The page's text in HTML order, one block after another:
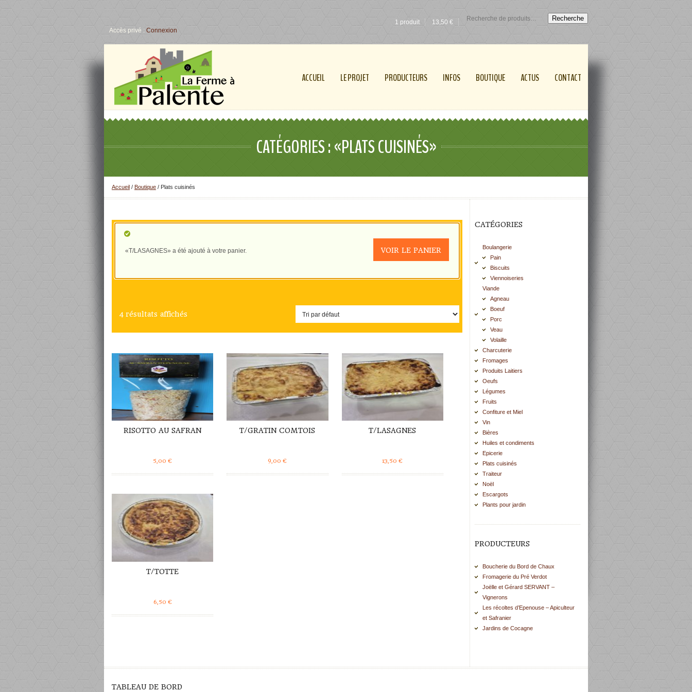
Accès privé : Connexion
1 produit 13,50 € Recherche
ACCUEIL LE PROJET PRODUCTEURS INFOS BOUTIQUE ACTUS CONTACT
CATÉGORIES : «PLATS CUISINÉS»
Accueil / Boutique / Plats cuisinés
«T/LASAGNES» a été ajouté à votre panier. VOIR LE PANIER
4 résultats affichés
DÉTAILS
RISOTTO AU SAFRAN
5,00€
DÉTAILS
T/GRATIN COMTOIS
9,00€
DÉTAILS
T/LASAGNES
13,50€
DÉTAILS
T/TOTTE
6,50 €
CATÉGORIES
Boulangerie
Pain
Biscuits
Viennoiseries
Viande
Agneau
Boeuf
Porc
Veau
Volaille
Charcuterie
Fromages
Produits Laitiers
Oeufs
Légumes
Fruits
Confiture et Miel
Vin
Bières
Huiles et condiments
Epicerie
Plats cuisinés
Traiteur
Noël
Escargots
Plants pour jardin
PRODUCTEURS
Boucherie du Bord de Chaux
Fromagerie du Pré Verdot
Joëlle et Gérard SERVANT –
Vignerons
Les récoltes d’Epenouse – Apiculteur
et Safranier
Jardins de Cocagne
TABLEAU DE BORD